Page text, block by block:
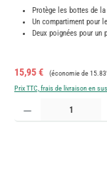
Protège les bottes de
Un compartiment pour
Deux poignées pour un
Prix de vente :
15,95 € Prix régulier :
(économie de
Prix TTC, frais de livraison en sus
Quantité de produit : Entrez